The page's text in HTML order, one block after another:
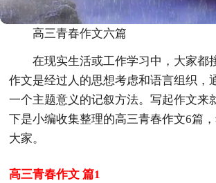
高三青春作文六篇
在现实生活或工作学习中，大家都
作文是经过人的思想考虑和语言组织，
一个主题意义的记叙方法。写起作文来
下是小编收集整理的高三青春作文6篇
大家。
高三青春作文 篇1